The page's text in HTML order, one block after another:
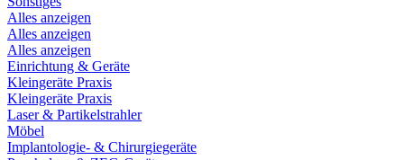
Alles anzeigen
Alles anzeigen
Alles anzeigen
Einrichtung & Geräte
Kleingeräte Praxis
Kleingeräte Praxis
Laser & Partikelstrahler
Möbel
Implantologie- & Chirurgiegeräte